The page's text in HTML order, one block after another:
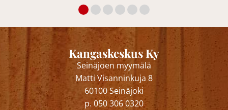
Kangaskeskus Ky
Seinäjoen myymälä
Matti Visanninkuja 8
60100 Seinäjoki
p. 050 306 0320